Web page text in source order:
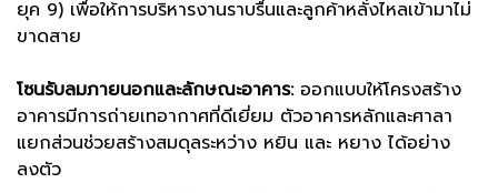
ยุค 9) เพื่อให้การบริหารงานราบรื่นและลูกค้าหลั่งไหลเข้ามาไม่
ขาดสาย
โซนรับลมภายนอกและลักษณะอาคาร:ออกแบบให้โครงสร้าง
อาคารมีการถ่ายเทอากาศที่ดีเยี่ยม ตัวอาคารหลักและศาลา
แยกส่วนช่วยสร้างสมดุลระหว่าง หยิน และ หยาง ได้อย่าง
ลงตัว